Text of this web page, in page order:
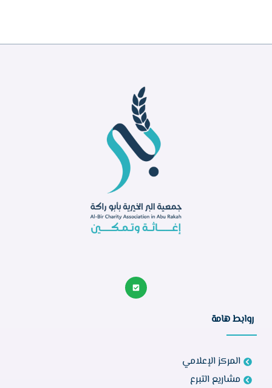
روابط هامة
المركز الإعلامي
مشاريع التبرع